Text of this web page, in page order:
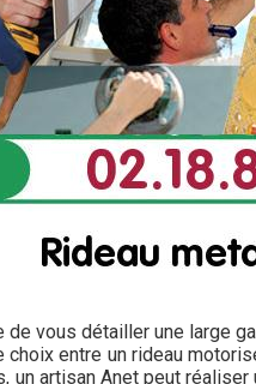
de vous détailler une large
choix entre un rideau
un artisan Anet peut